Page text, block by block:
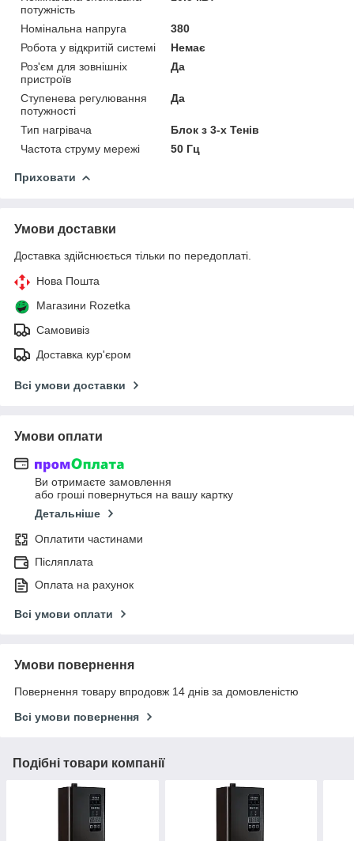
потужність
Номінальна напруга
380
Робота у відкритій системі
Немає
Роз'єм для зовнішніх
пристроїв
Да
Ступенева регулювання
потужності
Да
Тип нагрівача
Блок з 3-х Тенів
Частота струму мережі
50 Гц
Приховати
Умови доставки
Доставка здійснюється тільки по передоплаті.
Нова Пошта
Магазини Rozetka
Самовивіз
Доставка кур'єром
Всі умови доставки
Умови оплати
Ви отримаєте замовлення
або гроші повернуться на вашу картку
Детальніше
Оплатити частинами
Післяплата
Оплата на рахунок
Всі умови оплати
Умови повернення
Повернення товару впродовж 14 днів за домовленістю
Всі умови повернення
Подібні товари компанії